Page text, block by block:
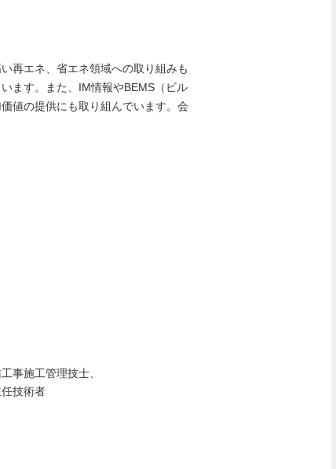
再エネ、省エネ領域への取り組みも
ます。また、IM情報やBEMS（ビル
値の提供にも取り組んでいます。会
事施工管理技士、
技術者